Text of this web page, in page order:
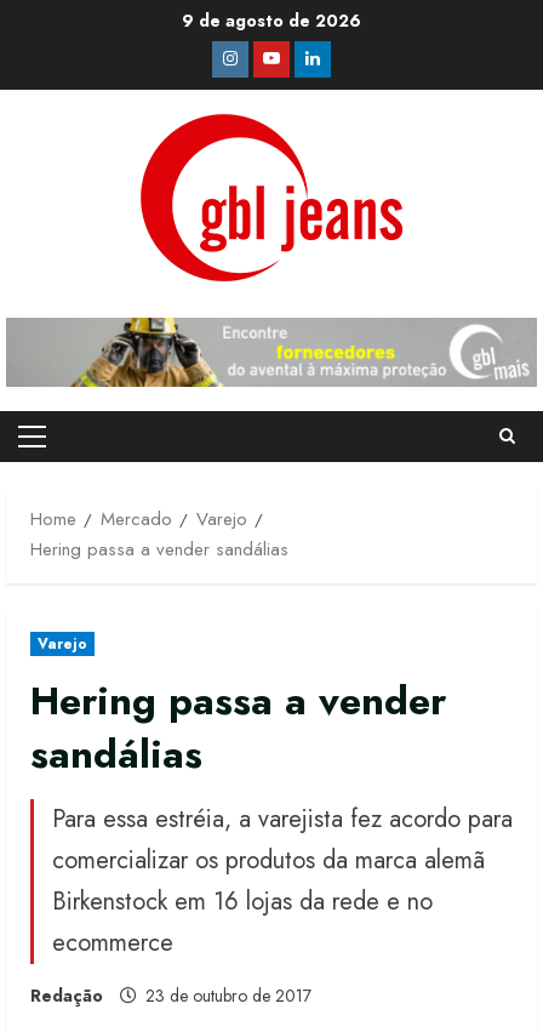
9 de agosto de 2026
Instagram
YoutubeLinkedin
Primary
Home
Mercado
Varejo
Hering passa a vender sandálias
Varejo
Hering passa a vender
sandálias
Para essa estréia, a varejista fez acordo para
comercializar os produtos da marca alemã
Birkenstock em 16 lojas da rede e no
ecommerce
Redação 23 de outubro de 2017